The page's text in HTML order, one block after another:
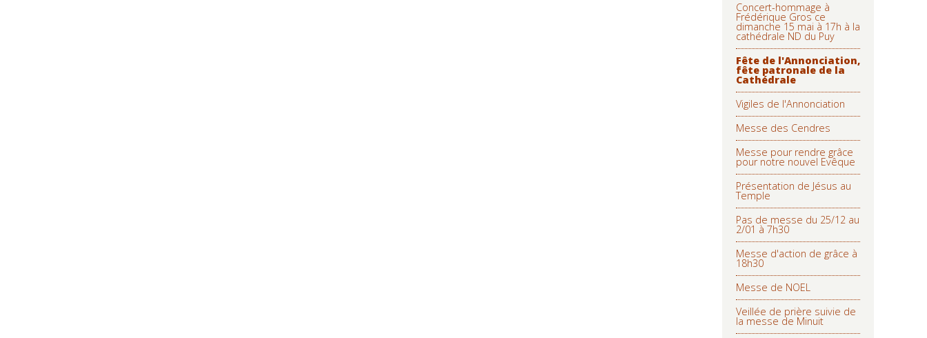
Concert-hommage à
Frédérique Gros ce
dimanche 15 mai à 17h à la
cathédrale ND du Puy
Fête de l'Annonciation,
fête patronale de la
Cathédrale
Vigiles de l'Annonciation
Messe des Cendres
Messe pour rendre grâce
pour notre nouvel Evêque
Présentation de Jésus au
Temple
Pas de messe du 25/12 au
2/01 à 7h30
Messe d'action de grâce à
18h30
Messe de NOEL
Veillée de prière suivie de
la messe de Minuit